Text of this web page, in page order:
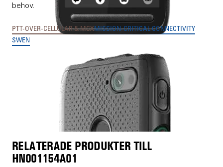
behov.
PTT-OVER-CELLULAR & MCXMISSION-CRITICAL CONNECTIVITY
SWEN
RELATERADE PRODUKTER TILL
HN001154A01